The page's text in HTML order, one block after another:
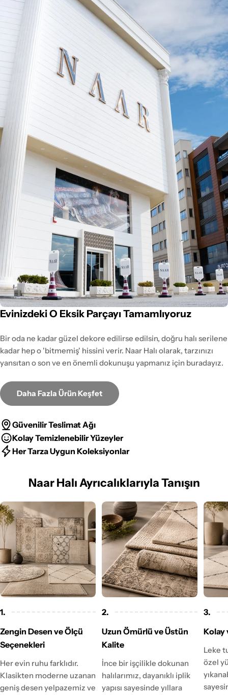
Evinizdeki O Eksik Parçayı Tamamlıyoruz
Bir oda ne kadar güzel dekore edilirse edilsin, doğru halı serilene
kadar hep o 'bitmemiş' hissini verir. Naar Halı olarak, tarzınızı
yansıtan o son ve en önemli dokunuşu yapmanız için buradayız.
Daha Fazla Ürün Keşfet
Güvenilir Teslimat Ağı
Kolay Temizlenebilir Yüzeyler
Her Tarza Uygun Koleksiyonlar
Naar Halı Ayrıcalıklarıyla Tanışın
1.
Zengin Desen ve Ölçü
Seçenekleri
Her evin ruhu farklıdır.
Klasikten moderne uzanan
geniş desen yelpazemiz ve
2.
Uzun Ömürlü ve Üstün
Kalite
İnce bir işçilikle dokunan
halılarımız, dayanıklı iplik
yapısı sayesinde yıllara
3.
Kolay
Leke
özel